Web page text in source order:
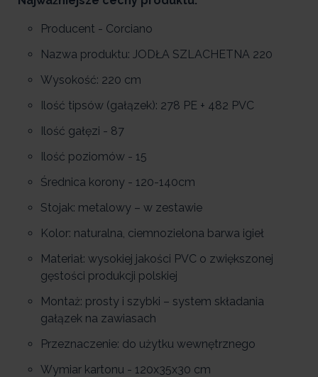
Producent - Corciano
Nazwa produktu: JODŁA SZLACHETNA 220
Wysokość: 220 cm
Ilość tipsów (gałązek): 278 PE + 482 PVC
Ilość gałęzi - 87
Ilość poziomów - 15
Średnica korony - 120-140cm
Stojak: metalowy – w zestawie
Kolor: naturalna, ciemnozielona barwa igieł
Materiał: wysokiej jakości PVC o zwiększonej
gęstości produkcji polskiej
Montaż: prosty i szybki – system składania
gałązek na zawiasach
Przeznaczenie: do użytku wewnętrznego
Wymiar kartonu - 120x35x30 cm